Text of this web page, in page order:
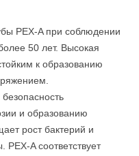
PEX-A при соблюдении
50 лет. Высокая
к образованию
и образованию
рост бактерий и
PEX-A соответствует